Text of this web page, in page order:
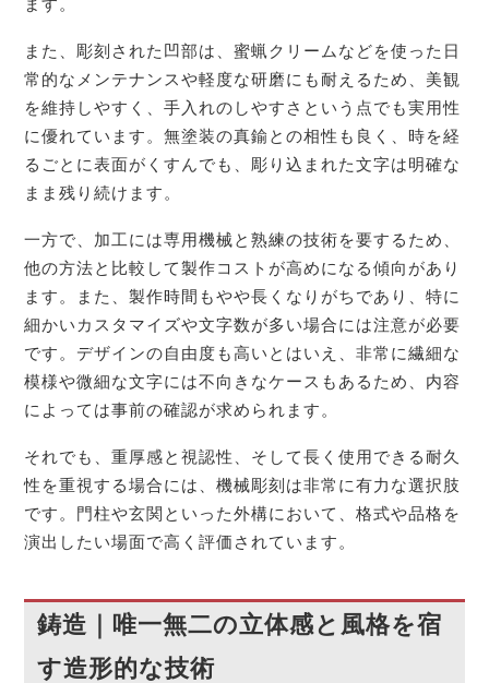
ます。
また、彫刻された凹部は、蜜蝋クリームなどを使った日
常的なメンテナンスや軽度な研磨にも耐えるため、美観
を維持しやすく、手入れのしやすさという点でも実用性
に優れています。無塗装の真鍮との相性も良く、時を経
るごとに表面がくすんでも、彫り込まれた文字は明確な
まま残り続けます。
一方で、加工には専用機械と熟練の技術を要するため、
他の方法と比較して製作コストが高めになる傾向があり
ます。また、製作時間もやや長くなりがちであり、特に
細かいカスタマイズや文字数が多い場合には注意が必要
です。デザインの自由度も高いとはいえ、非常に繊細な
模様や微細な文字には不向きなケースもあるため、内容
によっては事前の確認が求められます。
それでも、重厚感と視認性、そして長く使用できる耐久
性を重視する場合には、機械彫刻は非常に有力な選択肢
です。門柱や玄関といった外構において、格式や品格を
演出したい場面で高く評価されています。
鋳造｜唯一無二の立体感と風格を宿
す造形的な技術